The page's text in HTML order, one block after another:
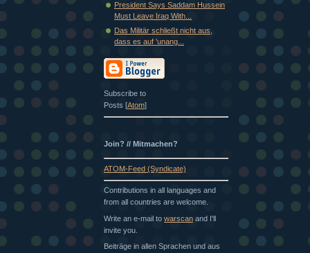
President Says Saddam Hussein
Must Leave Iraq With...
Das Militär schließt nicht aus,
dass es auf 'unang...
Subscribe to
Posts [Atom]
Join? // Mitmachen?
ATOM-Feed (Syndicate)
Contributions in all languages and
from all countries are welcome.
Write an e-mail to warscan and I'll
invite you.
Beiträge in allen Sprachen und aus